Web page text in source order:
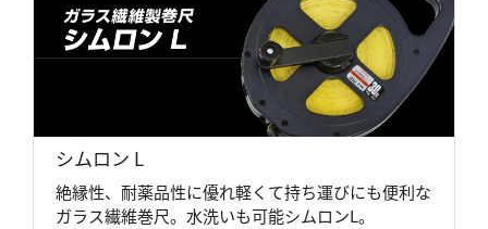
シムロン L
絶縁性、耐薬品性に優れ軽くて持ち運びにも便利な
ガラス繊維巻尺。水洗いも可能シムロンL。